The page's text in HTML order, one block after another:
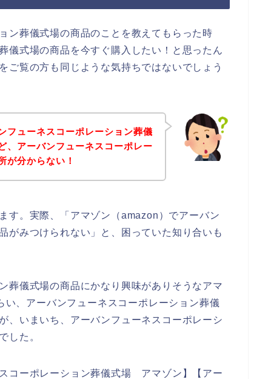
ン葬儀式場の商品のことを教えてもらった時
儀式場の商品を今すぐ購入したい！と思ったん
ご覧の方も同じような気持ちではないでしょう
フューネスコーポレーション葬儀
、アーバンフューネスコーポレー
が分からない！
す。実際、「アマゾン（amazon）でアーバン
がみつけられない」と、困っていた知り合いも
葬儀式場の商品にかなり興味がありそうなアマ
、アーバンフューネスコーポレーション葬儀
、いまいち、アーバンフューネスコーポレーシ
した。
コーポレーション葬儀式場 アマゾン】【アー